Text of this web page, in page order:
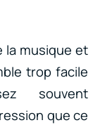
la musique et
trop facile
souvent
que ce